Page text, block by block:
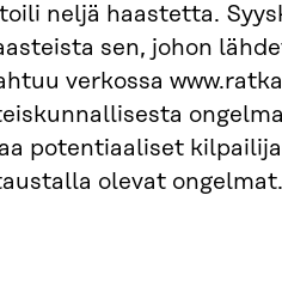
neljä haastetta.
sen, johon
verkossa
potentiaaliset
olevat ongelmat.